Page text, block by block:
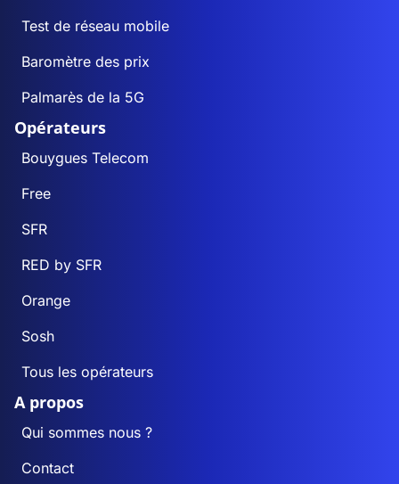
Test de réseau mobile
Baromètre des prix
Palmarès de la 5G
Opérateurs
Bouygues Telecom
Free
SFR
RED by SFR
Orange
Sosh
Tous les opérateurs
A propos
Qui sommes nous ?
Contact